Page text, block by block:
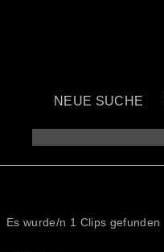
NEUE SUCHE
Es wurde/n 1 Clips gefunden